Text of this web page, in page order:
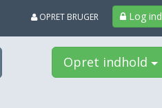
Log ind
OPRET BRUGER
Opret indhold